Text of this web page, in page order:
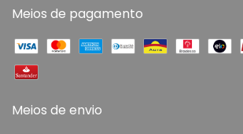
Meios de pagamento
Meios de envio